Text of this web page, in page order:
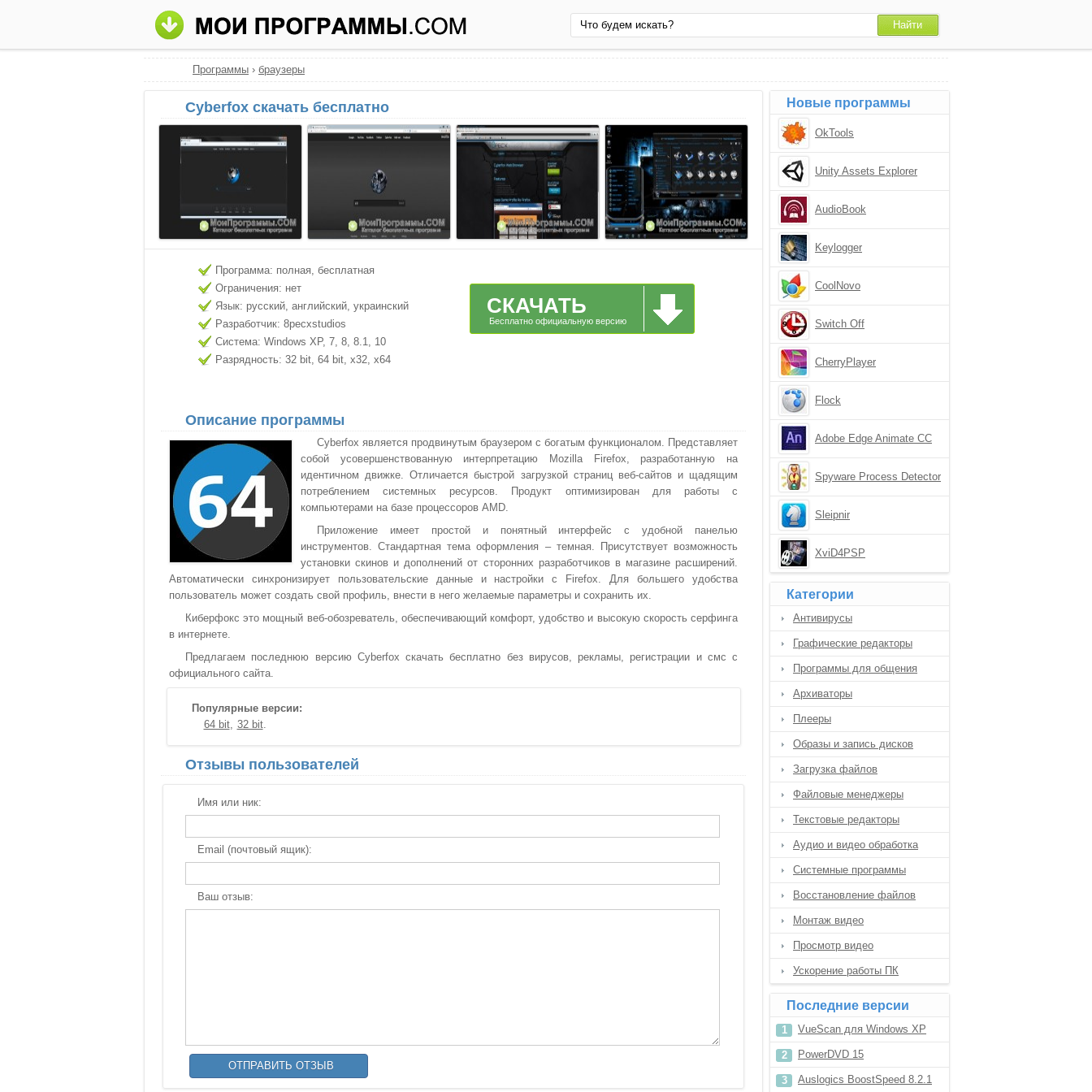
Программы › браузеры
Cyberfox скачать бесплатно
Программа: полная, бесплатная
Ограничения: нет
Язык: русский, английский, украинский
Разработчик: 8pecxstudios
Система: Windows XP, 7, 8, 8.1, 10
Разрядность: 32 bit, 64 bit, x32, x64
СКАЧАТЬ
Бесплатно официальную версию
Описание программы
Cyberfox является продвинутым браузером с богатым функционалом. Представляет
собой усовершенствованную интерпретацию Mozilla Firefox, разработанную на
идентичном движке. Отличается быстрой загрузкой страниц веб-сайтов и щадящим
потреблением системных ресурсов. Продукт оптимизирован для работы с
компьютерами на базе процессоров AMD.
Приложение имеет простой и понятный интерфейс с удобной панелью
инструментов. Стандартная тема оформления – темная. Присутствует возможность
установки скинов и дополнений от сторонних разработчиков в магазине расширений.
Автоматически синхронизирует пользовательские данные и настройки с Firefox. Для большего удобства
пользователь может создать свой профиль, внести в него желаемые параметры и сохранить их.
Киберфокс это мощный веб-обозреватель, обеспечивающий комфорт, удобство и высокую скорость серфинга
в интернете.
Предлагаем последнюю версию Cyberfox скачать бесплатно без вирусов, рекламы, регистрации и смс с
официального сайта.
Популярные версии:
64 bit
32 bit
Отзывы пользователей
Имя или ник:
Email (почтовый ящик):
Ваш отзыв:
Новые программы
OkTools
Unity Assets Explorer
AudioBook
Keylogger
CoolNovo
Switch Off
CherryPlayer
Flock
Adobe Edge Animate CC
Spyware Process Detector
Sleipnir
XviD4PSP
Категории
Антивирусы
Графические редакторы
Программы для общения
Архиваторы
Плееры
Образы и запись дисков
Загрузка файлов
Файловые менеджеры
Текстовые редакторы
Аудио и видео обработка
Системные программы
Восстановление файлов
Монтаж видео
Просмотр видео
Ускорение работы ПК
Последние версии
VueScan для Windows XP
PowerDVD 15
Auslogics BoostSpeed 8.2.1